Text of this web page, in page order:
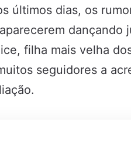
últimos dias, os
dançando
filha mais velha
seguidores a